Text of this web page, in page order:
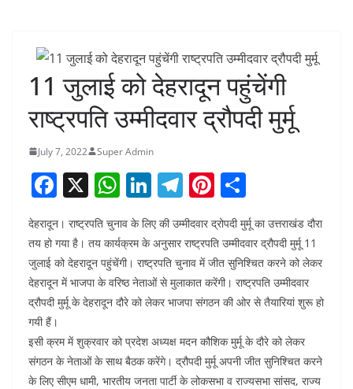
11 जुलाई को देहरादून पहुंचेंगी
राष्ट्रपति उम्मीदवार द्रौपदी मुर्मू
July 7, 2022 Super Admin
F
c
e
b
o
o
k
X W
h
at
s
A
p
p
Li
n
k
e
dI
n
T
el
e
gr
a
m
Pi
nt
er
e
st
h
ar
e
देहरादून। राष्ट्रपति चुनाव के लिए की उम्मीदवार द्रोपदी मुर्मू का उत्तराखंड दौरा
तय हो गया है। तय कार्यक्रम के अनुसार राष्ट्रपति उम्मीदवार द्रौपदी मुर्मू 11
जुलाई को देहरादून पहुंचेंगी। राष्ट्रपति चुनाव में जीत सुनिश्चित करने को लेकर
देहरादून में भाजपा के वरिष्ठ नेताओं से मुलाकात करेंगी। राष्ट्रपति उम्मीदवार
द्रौपदी मुर्मू के देहरादून दौरे को लेकर भाजपा संगठन की ओर से तैयारियां शुरू हो
गयी हैं।
इसी क्रम में शुक्रवार को प्रदेश अध्यक्ष मदन कौशिक मुर्मू के दौरे को लेकर
संगठन के नेताओं के साथ बैठक करेंगे। द्रौपदी मुर्मू अपनी जीत सुनिश्चित करने
के लिए सीएम धामी, भारतीय जनता पार्टी के लोकसभा व राज्यसभा सांसद, राज्य